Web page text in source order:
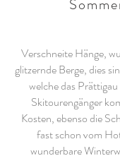
Verschneite Hänge,
glitzernde Berge, dies
welche das
Skitourengänger
Kosten, ebenso die
fast schon vom
wunderbare